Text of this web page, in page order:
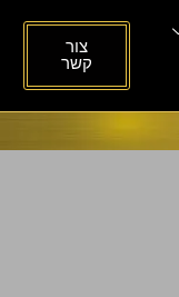
צור
קשר